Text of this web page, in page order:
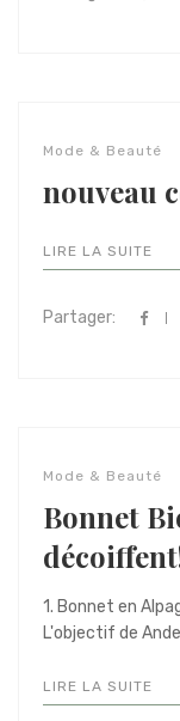
Mode & Beauté
nouveau
LIRE LA SUITE
Partager:
Mode & Beauté
Bonnet
1. Bonnet en
L'objectif de
LIRE LA SUITE